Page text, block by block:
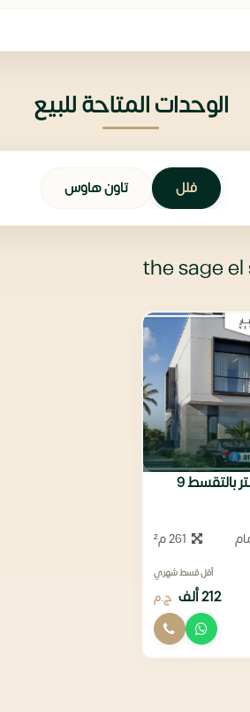
الوحدات المتاحة للبيع
فلل تاون هاوس
استاند الون للبيع 261متر بالتقسط 9
أقل قسط شهري
212 ألف ج.م